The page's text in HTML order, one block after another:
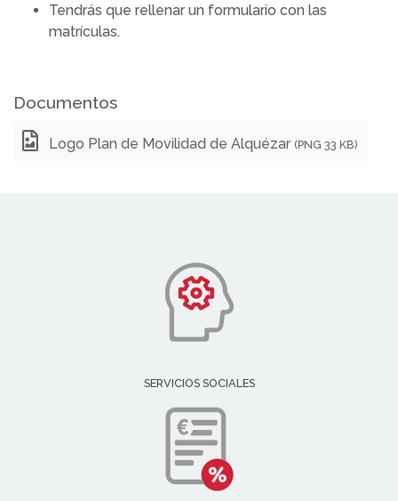
Tendrás que rellenar un formulario con las
matrículas.
Documentos
Logo Plan de Movilidad de Alquézar (PNG 33 KB)
SERVICIOS SOCIALES